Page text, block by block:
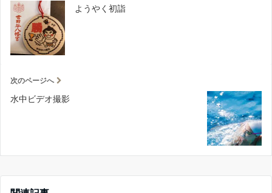
ようやく初詣
次のページへ
水中ビデオ撮影